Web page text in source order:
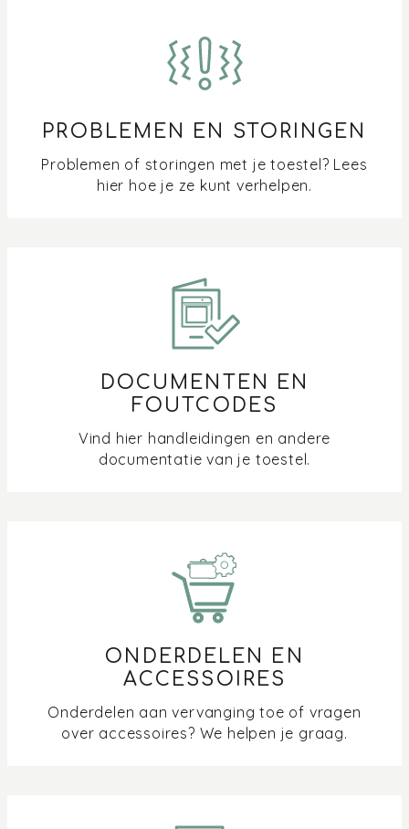
PROBLEMEN EN STORINGEN
Problemen of storingen met je toestel? Lees
hier hoe je ze kunt verhelpen.
DOCUMENTEN EN
FOUTCODES
Vind hier handleidingen en andere
documentatie van je toestel.
ONDERDELEN EN
ACCESSOIRES
Onderdelen aan vervanging toe of vragen
over accessoires? We helpen je graag.